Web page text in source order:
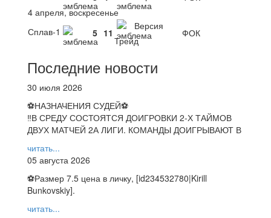
4 апреля, воскресенье
Сплав-1
5 11
Версия
Трейд
ФОК
Последние новости
30 июля 2026
⚽НАЗНАЧЕНИЯ СУДЕЙ⚽
‼В СРЕДУ СОСТОЯТСЯ ДОИГРОВКИ 2-Х ТАЙМОВ
ДВУХ МАТЧЕЙ 2А ЛИГИ. КОМАНДЫ ДОИГРЫВАЮТ В
читать...
05 августа 2026
⚽️Размер 7.5 цена в личку, [id234532780|Kirill
Bunkovskiy].
читать...